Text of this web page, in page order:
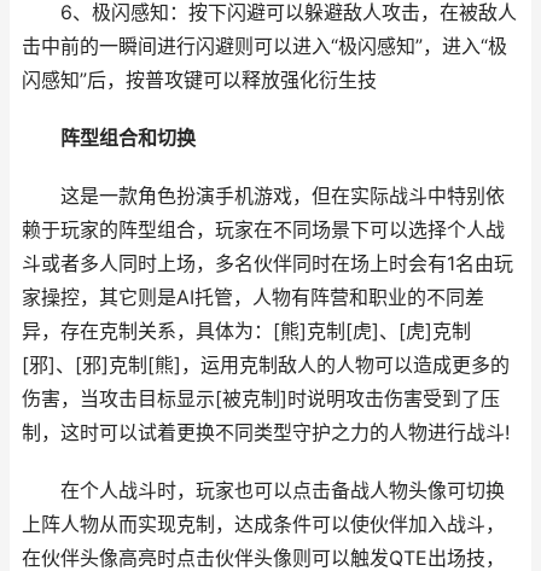
6、极闪感知：按下闪避可以躲避敌人攻击，在被敌人
击中前的一瞬间进行闪避则可以进入“极闪感知”，进入“极
闪感知”后，按普攻键可以释放强化衍生技
阵型组合和切换
这是一款角色扮演手机游戏，但在实际战斗中特别依
赖于玩家的阵型组合，玩家在不同场景下可以选择个人战
斗或者多人同时上场，多名伙伴同时在场上时会有1名由玩
家操控，其它则是AI托管，人物有阵营和职业的不同差
异，存在克制关系，具体为：[熊]克制[虎]、[虎]克制
[邪]、[邪]克制[熊]，运用克制敌人的人物可以造成更多的
伤害，当攻击目标显示[被克制]时说明攻击伤害受到了压
制，这时可以试着更换不同类型守护之力的人物进行战斗!
在个人战斗时，玩家也可以点击备战人物头像可切换
上阵人物从而实现克制，达成条件可以使伙伴加入战斗，
在伙伴头像高亮时点击伙伴头像则可以触发QTE出场技，